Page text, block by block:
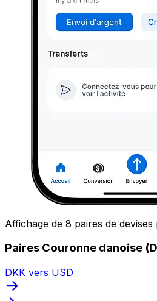
Affichage de 8 paires de devises
Paires Couronne danoise
DKK vers USD